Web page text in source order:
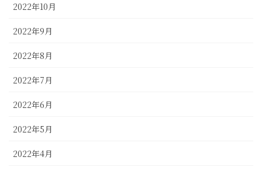
2022年10月
2022年9月
2022年8月
2022年7月
2022年6月
2022年5月
2022年4月